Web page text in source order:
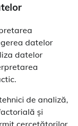
datelor
datelor
de analiză,
și
cercetătorilor